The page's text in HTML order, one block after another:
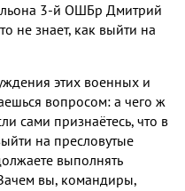
3-й ОШБр Дмитрий
не знает, как выйти на
этих военных и
вопросом: а чего ж
сами признаётесь, что в
на пресловутые
выполнять
вы, командиры,